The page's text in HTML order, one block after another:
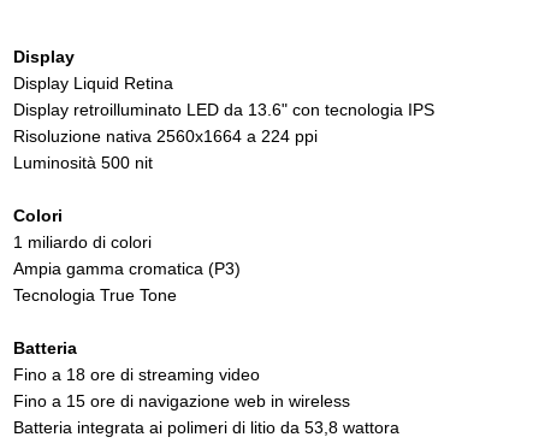
Display
Display Liquid Retina
Display retroilluminato LED da 13.6" con tecnologia IPS
Risoluzione nativa 2560x1664 a 224 ppi
Luminosità 500 nit
Colori
1 miliardo di colori
Ampia gamma cromatica (P3)
Tecnologia True Tone
Batteria
Fino a 18 ore di streaming video
Fino a 15 ore di navigazione web in wireless
Batteria integrata ai polimeri di litio da 53,8 wattora